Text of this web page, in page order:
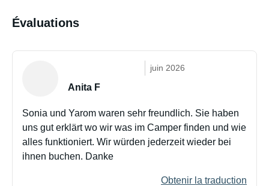
Évaluations
juin 2026
Anita F
Sonia und Yarom waren sehr freundlich. Sie haben
uns gut erklärt wo wir was im Camper finden und wie
alles funktioniert. Wir würden jederzeit wieder bei
ihnen buchen. Danke
Obtenir la traduction